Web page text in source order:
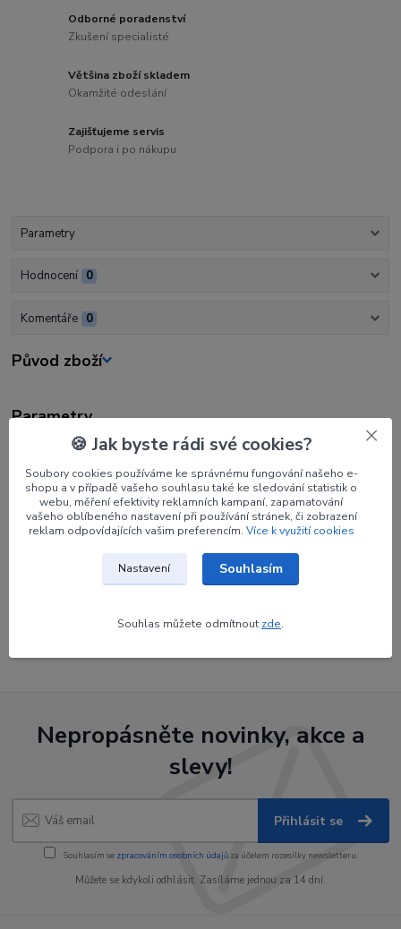
Odborné poradenství
Zkušení specialisté
Většina zboží skladem
Okamžité odeslání
Zajišťujeme servis
Podpora i po nákupu
Parametry
Hodnocení 0
Komentáře 0
Původ zboží
Parametry
Barva #30 oranžová transparentní
Zboží zařazeno v kategoriích
Končíky zasunovací
Nepropásněte novinky, akce a
slevy!
Přihlásit se
Souhlasím se zpracováním osobních údajůza účelem rozesílky newsletteru.
Můžete se kdykoli odhlásit. Zasíláme jednou za 14 dní.
🍪 Jak byste rádi své cookies?
Soubory cookies používáme ke správnému fungování našeho e-
shopu a v případě vašeho souhlasu také ke sledování statistik o
webu, měření efektivity reklamních kampaní, zapamatování
vašeho oblíbeného nastavení při používání stránek, či zobrazení
reklam odpovídajících vašim preferencím. Více k využití cookies
Nastavení Souhlasím
Souhlas můžete odmítnout zde.